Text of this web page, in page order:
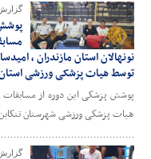
توسط هیات پزشکی ورزشی
پوشش پزشکی این دوره از مسابقات
هیات پزشکی ورزشی شهرستان